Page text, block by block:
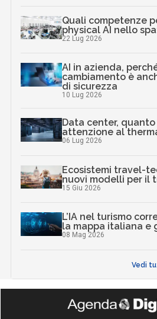
Quali competenze
physical AI nello
22 Lug 2026
AI in azienda,
cambiamento è
di sicurezza
10 Lug 2026
Data center, quanto
attenzione al
06 Lug 2026
Ecosistemi travel-
nuovi modelli per il
15 Giu 2026
L’IA nel turismo
la mappa italiana e
08 Mag 2026
Vedi